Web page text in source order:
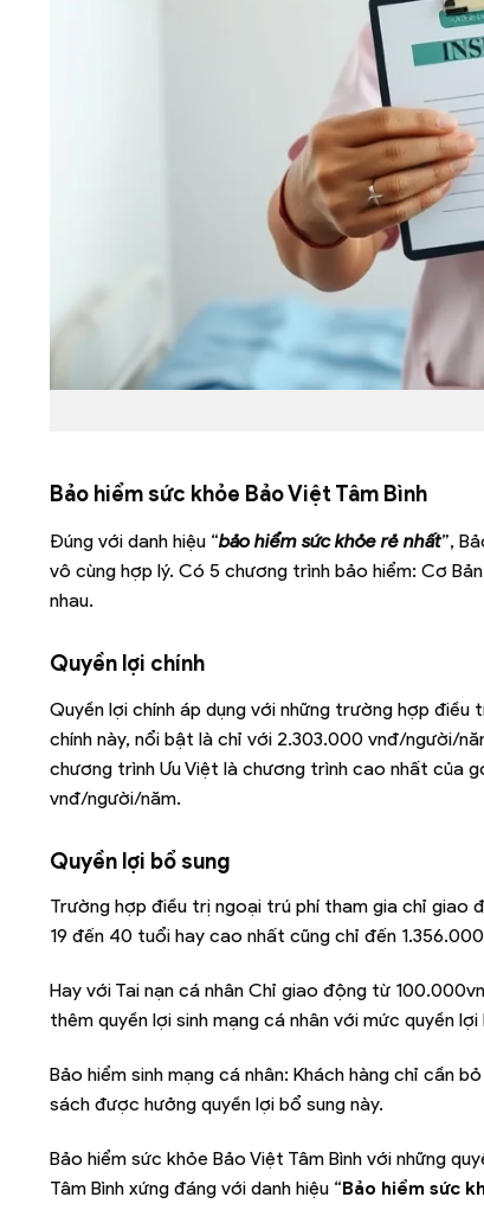
Bảo hiểm sức khỏe Bảo Việt Tâm Bình
Đúng với danh hiệu “bảo hiểm sức khỏe rẻ nhất”,
vô cùng hợp lý. Có 5 chương trình bảo hiểm: Cơ
nhau.
Quyền lợi chính
Quyền lợi chính áp dụng với những trường hợp
chính này, nổi bật là chỉ với 2.303.000 vnđ/người/
chương trình Ưu Việt là chương trình cao nhất của
vnđ/người/năm.
Quyền lợi bổ sung
Trường hợp điều trị ngoại trú phí tham gia chỉ
19 đến 40 tuổi hay cao nhất cũng chỉ đến
Hay với Tai nạn cá nhân Chỉ giao động từ
thêm quyền lợi sinh mạng cá nhân với mức quyền
Bảo hiểm sinh mạng cá nhân: Khách hàng chỉ cần
sách được hưởng quyền lợi bổ sung này.
Bảo hiểm sức khỏe Bảo Việt Tâm Bình với những
Tâm Bình xứng đáng với danh hiệu “Bảo hiểm sức